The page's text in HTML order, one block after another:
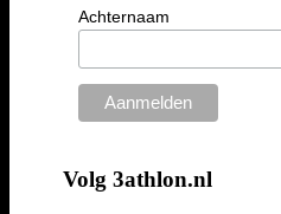
Achternaam
Volg 3athlon.nl